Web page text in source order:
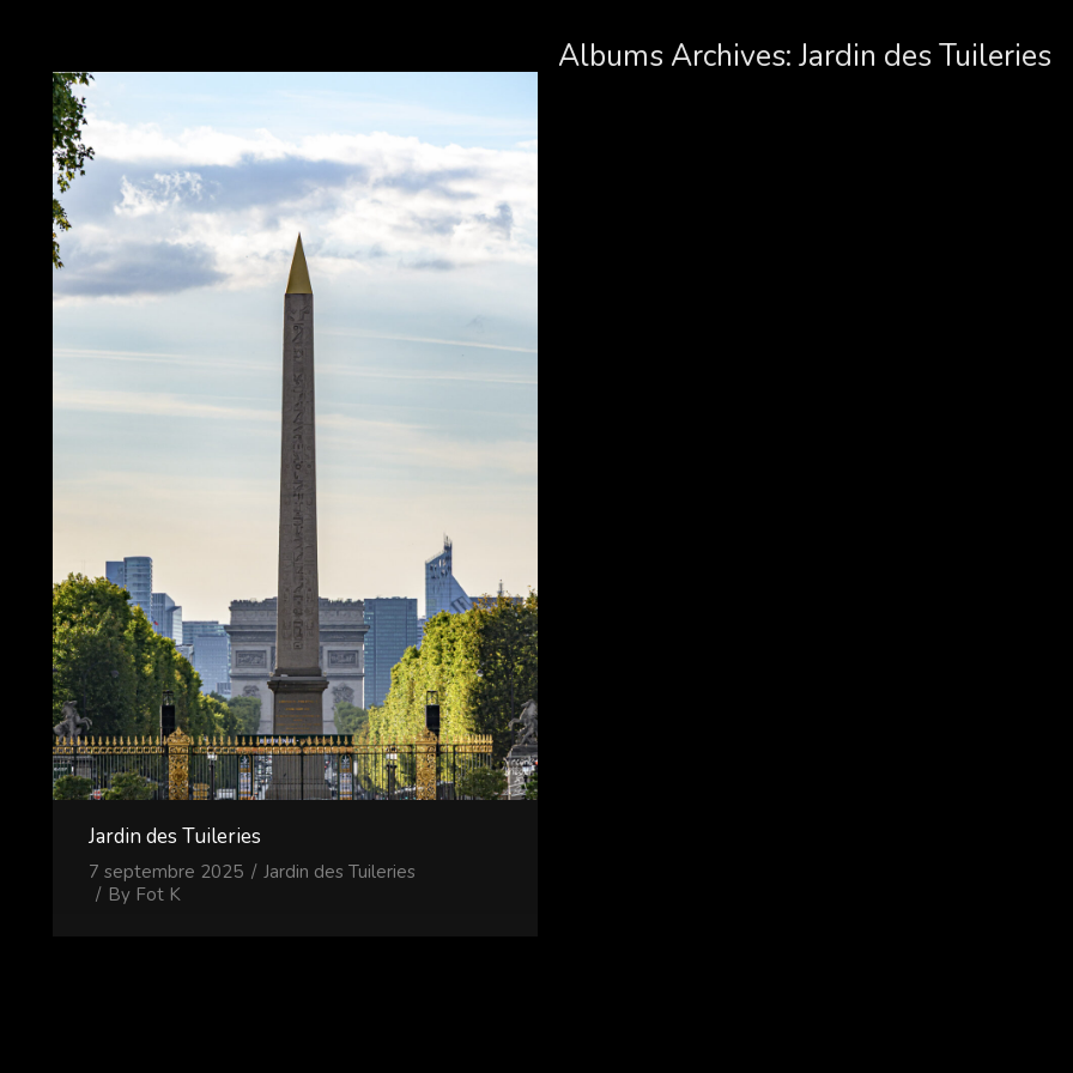
Albums Archives: Jardin des Tuileries
Jardin des Tuileries
7 septembre 2025
Jardin des Tuileries
By Fot K